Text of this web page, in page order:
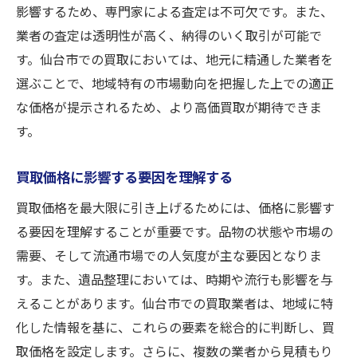
影響するため、専門家による査定は不可欠です。また、
業者の査定は透明性が高く、納得のいく取引が可能で
す。仙台市での買取においては、地元に精通した業者を
選ぶことで、地域特有の市場動向を把握した上での適正
な価格が提示されるため、より高価買取が期待できま
す。
買取価格に影響する要因を理解する
買取価格を最大限に引き上げるためには、価格に影響す
る要因を理解することが重要です。品物の状態や市場の
需要、そして流通市場での人気度が主な要因となりま
す。また、遺品整理においては、時期や流行も影響を与
えることがあります。仙台市での買取業者は、地域に特
化した情報を基に、これらの要素を総合的に判断し、買
取価格を設定します。さらに、複数の業者から見積もり